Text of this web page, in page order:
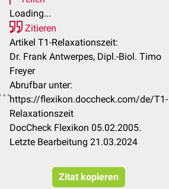
Loading...
Zitieren
Artikel T1-Relaxationszeit:
Dr. Frank Antwerpes, Dipl.-Biol. Timo
Freyer
Abrufbar unter:
https://flexikon.doccheck.com/de/T1-
Relaxationszeit
DocCheck Flexikon 05.02.2005.
Letzte Bearbeitung 21.03.2024
Zitat kopieren